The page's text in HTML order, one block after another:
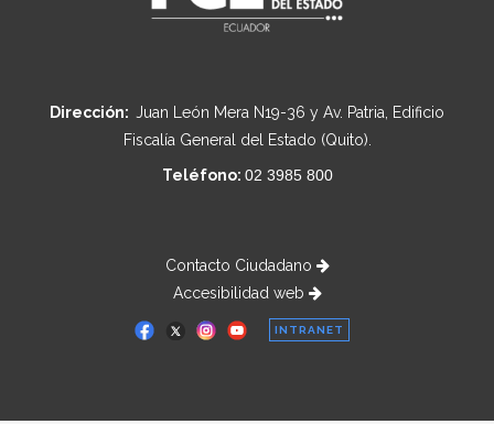
Dirección: Juan León Mera N19-36 y Av. Patria, Edificio
Fiscalía General del Estado (Quito).
Teléfono: 02 3985 800
Contacto Ciudadano
Accesibilidad web
INTRANET